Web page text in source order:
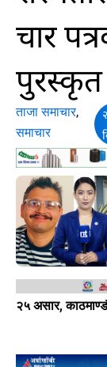
चार
ताजा समाचार,
समाचार
२५ असार,